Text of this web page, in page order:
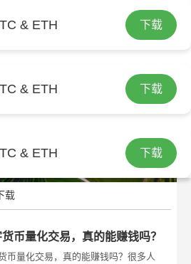
& ETH 下载
& ETH 下载
& ETH 下载
繁
载
币量化交易，真的能赚钱吗？
币量化交易，真的能赚钱吗？很多人